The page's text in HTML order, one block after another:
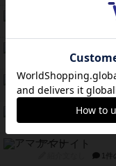
テンプテーショ
紹介文あり 2件
宵と暁の呪文書
紹介文あり 8件
リスボン・トラ
紹介文あり 9件
アマナイト
1件